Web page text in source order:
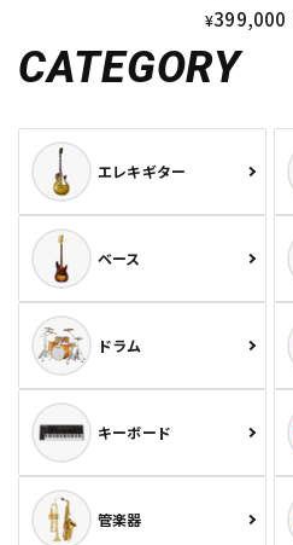
¥399,000
CATEGORY
エレキギター
ベース
ドラム
キーボード
管楽器